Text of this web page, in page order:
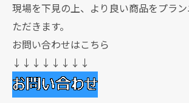
現場を下見の上、より良い商品をプラ
ただきます。
お問い合わせはこちら
↓↓↓↓↓↓↓↓